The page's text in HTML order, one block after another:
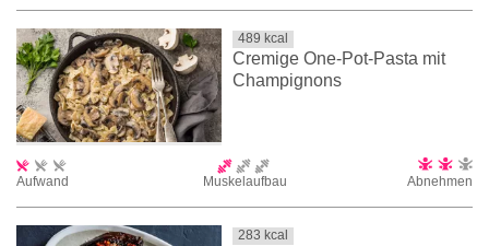
489 kcal
Cremige One-Pot-Pasta mit
Champignons
Aufwand Muskelaufbau Abnehmen
283 kcal